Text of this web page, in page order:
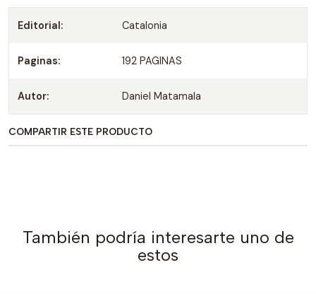
Editorial: Catalonia
Paginas: 192 PAGINAS
Autor: Daniel Matamala
COMPARTIR ESTE PRODUCTO
También podría interesarte uno de
estos